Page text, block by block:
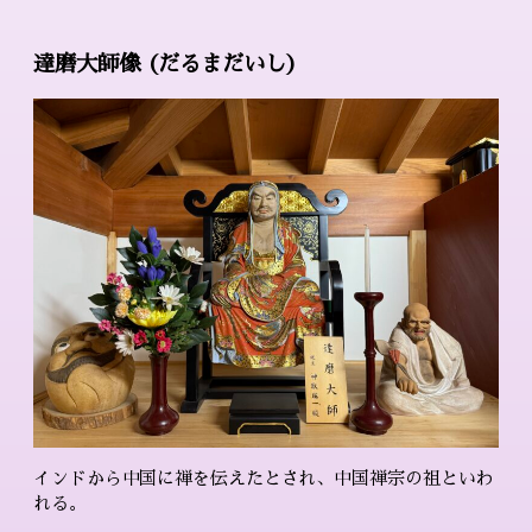
達磨大師像 (だるまだいし)
インドから中国に禅を伝えたとされ、中国禅宗の祖といわ
れる。